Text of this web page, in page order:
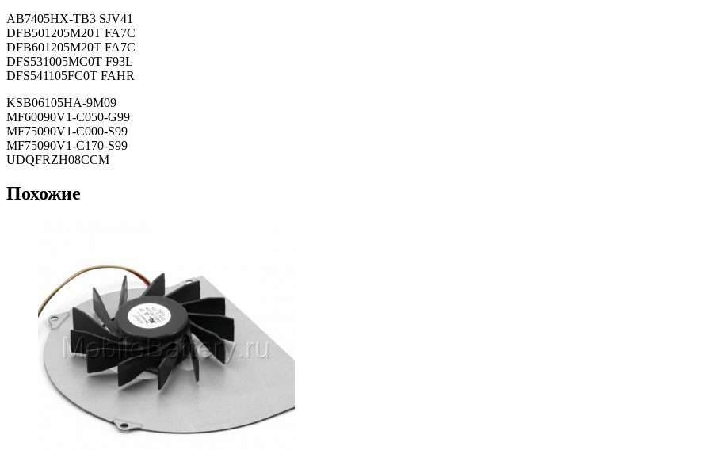
AB7405HX-TB3 SJV41
DFB501205M20T FA7C
DFB601205M20T FA7C
DFS531005MC0T F93L
DFS541105FC0T FAHR
KSB06105HA-9M09
MF60090V1-C050-G99
MF75090V1-C000-S99
MF75090V1-C170-S99
UDQFRZH08CCM
Похожие